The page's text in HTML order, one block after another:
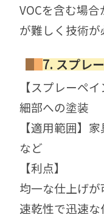
VOCを含む場
が難しく技術が
7. スプレ
【スプレーペ
細部への塗装
【適用範囲】
など
【利点】
均一な仕上げが
速乾性で迅速